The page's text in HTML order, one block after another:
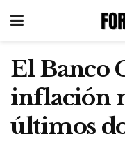
El Banco
inflación
últimos